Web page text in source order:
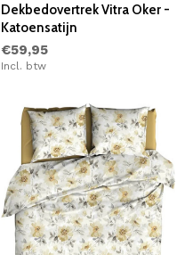
Dekbedovertrek Vitra Oker -
Katoensatijn
€59,95
Incl. btw